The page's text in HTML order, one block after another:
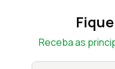
Receba as